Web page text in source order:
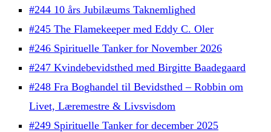
#244 10 års Jubilæums Taknemlighed
#245 The Flamekeeper med Eddy C. Oler
#246 Spirituelle Tanker for November 2026
#247 Kvindebevidsthed med Birgitte Baadegaard
#248 Fra Boghandel til Bevidsthed – Robbin om
Livet, Læremestre & Livsvisdom
#249 Spirituelle Tanker for december 2025